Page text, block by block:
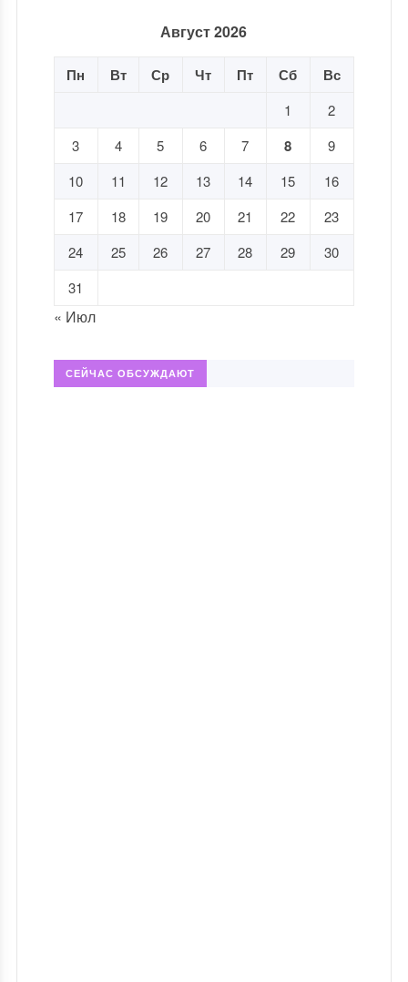
Август 2026
Пн Вт Ср Чт Пт Сб Вс
1
2
3
4 5 6 7 8
9
10
11 12 13 14 15
16
17
18 19 20 21 22
23
24
25 26 27 28 29
30
31
« Июл
СЕЙЧАС ОБСУЖДАЮТ